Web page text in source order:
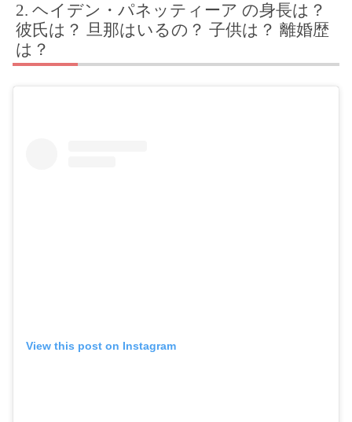
ヘイデン・パネッティーア の身長は？
彼氏は？ 旦那はいるの？ 子供は？ 離婚歴
は？
View this post on Instagram